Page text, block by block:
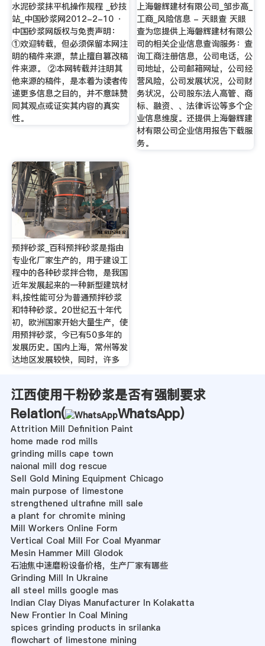
水泥砂浆抹平机操作规程 _砂技
站_中国砂浆网2012-2-10 ·
中国砂浆网版权与免责声明：
①欢迎转载，但必须保留本网注
明的稿件来源，禁止擅自篡改稿
件来源。 ②本网转载并注明其
他来源的稿件，是本着为读者传
递更多信息之目的，并不意味赞
同其观点或证实其内容的真实
性。
上海磐辉建材有限公司_邹步高_
工商_风险信息 - 天眼查 天眼
查为您提供上海磐辉建材有限公
司的相关企业信息查询服务：查
询工商注册信息，公司电话，公
司地址，公司邮箱网址，公司经
营风险，公司发展状况，公司财
务状况，公司股东法人高管、商
标、融资、、法律诉讼等多个企
业信息维度。还提供上海磐辉建
材有限公司企业信用报告下载服
务。
预拌砂浆_百科预拌砂浆是指由
专业化厂家生产的，用于建设工
程中的各种砂浆拌合物，是我国
近年发展起来的一种新型建筑材
料,按性能可分为普通预拌砂浆
和特种砂浆。20世纪五十年代
初，欧洲国家开始大量生产，使
用预拌砂浆，今已有50多年的
发展历史。国内上海，常州等发
达地区发展较快，同时，许多
江西使用干粉砂浆是否有强制要求
Relation(
WhatsApp)
Attrition Mill Definition Paint
home made rod mills
grinding mills cape town
naional mill dog rescue
Sell Gold Mining Equipment Chicago
main purpose of limestone
strengthened ultrafine mill sale
a plant for chromite mining
Mill Workers Online Form
Vertical Coal Mill For Coal Myanmar
Mesin Hammer Mill Glodok
石油焦中速磨粉设备价格，生产厂家有哪些
Grinding Mill In Ukraine
all steel mills google mas
Indian Clay Diyas Manufacturer In Kolakatta
New Frontier In Coal Mining
spices grinding products in srilanka
flowchart of limestone mining